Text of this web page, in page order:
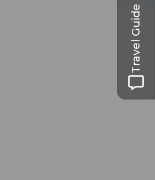
Travel Guide